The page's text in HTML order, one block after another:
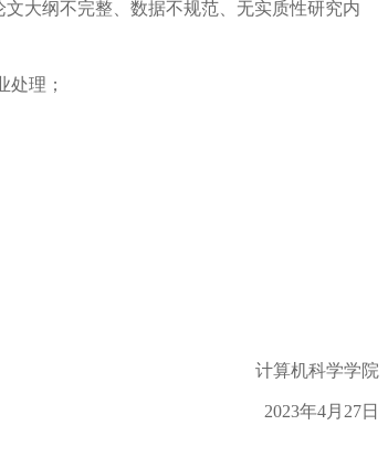
大纲不完整、数据不规范、无实质性研究内
理；
计算机科学学院
2023年4月27日